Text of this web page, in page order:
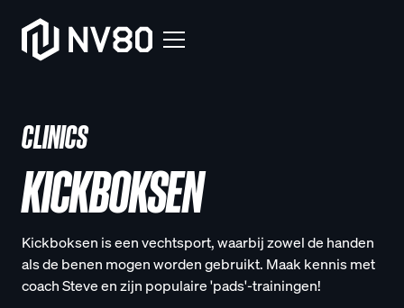
CLINICS
KICKBOKSEN
Kickboksen is een vechtsport, waarbij zowel de handen
als de benen mogen worden gebruikt. Maak kennis met
coach Steve en zijn populaire 'pads'-trainingen!